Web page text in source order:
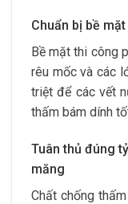
Chuẩn bị bề
Bề mặt thi công
rêu mốc và các
triệt để các vết
thấm bám dính
Tuân thủ đúng
măng
Chất chống